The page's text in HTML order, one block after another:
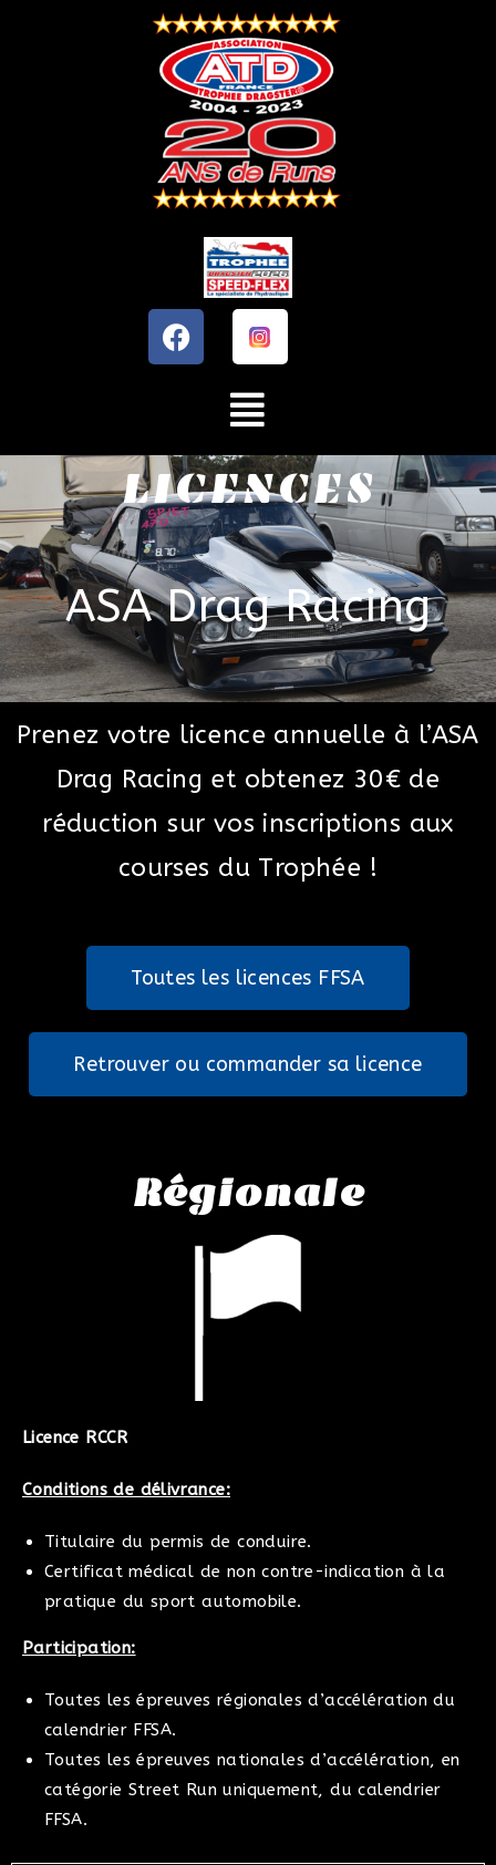
LICENCES
ASA Drag Racing
Prenez votre licence annuelle à l’ASA
Drag Racing et obtenez 30€ de
réduction sur vos inscriptions aux
courses du Trophée !
Toutes les licences FFSA
Retrouver ou commander sa licence
Régionale
Licence RCCR
Conditions de délivrance:
Titulaire du permis de conduire.
Certificat médical de non contre-indication à la
pratique du sport automobile.
Participation:
Toutes les épreuves régionales d’accélération du
calendrier FFSA.
Toutes les épreuves nationales d’accélération, en
catégorie Street Run uniquement, du calendrier
FFSA.